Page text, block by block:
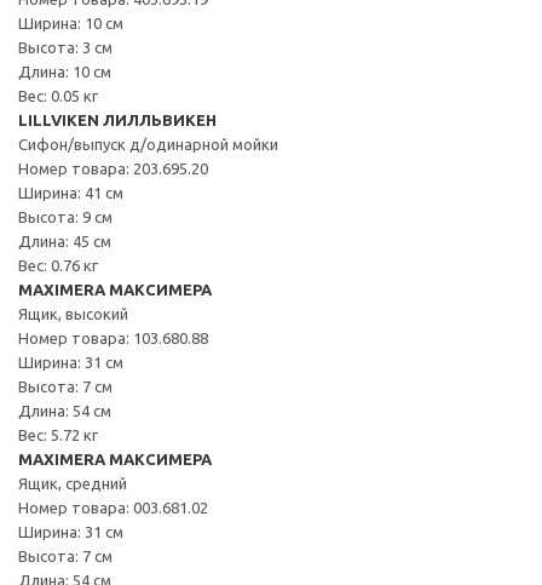
Ширина: 10 см
Высота: 3 см
Длина: 10 см
Вес: 0.05 кг
LILLVIKEN ЛИЛЛЬВИКЕН
Сифон/выпуск д/одинарной мойки
Номер товара: 203.695.20
Ширина: 41 см
Высота: 9 см
Длина: 45 см
Вес: 0.76 кг
MAXIMERA МАКСИМЕРА
Ящик, высокий
Номер товара: 103.680.88
Ширина: 31 см
Высота: 7 см
Длина: 54 см
Вес: 5.72 кг
MAXIMERA МАКСИМЕРА
Ящик, средний
Номер товара: 003.681.02
Ширина: 31 см
Высота: 7 см
Длина: 54 см